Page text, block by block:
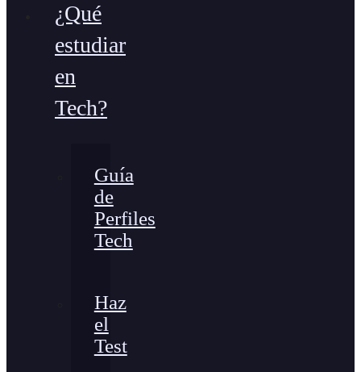
¿Qué
estudiar
en
Tech?
Guía
de
Perfiles
Tech
Haz
el
Test